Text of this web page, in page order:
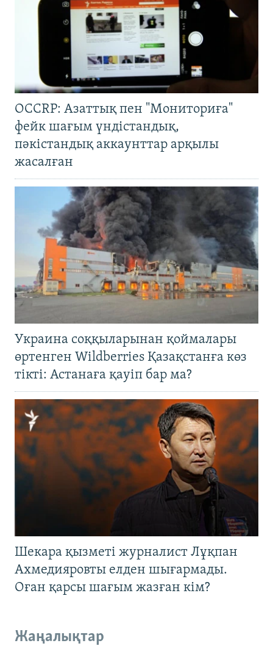
OCCRP: Азаттық пен "Мониториға"
фейк шағым үндістандық,
пәкістандық аккаунттар арқылы
жасалған
Украина соққыларынан қоймалары
өртенген Wildberries Қазақстанға көз
тікті: Астанаға қауіп бар ма?
Шекара қызметі журналист Лұқпан
Ахмедияровты елден шығармады.
Оған қарсы шағым жазған кім?
Жаңалықтар